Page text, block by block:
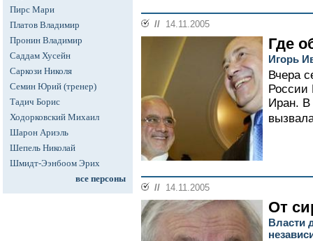
Пирс Мари
Платов Владимир
Пронин Владимир
Саддам Хусейн
Саркози Николя
Семин Юрий (тренер)
Тадич Борис
Ходорковский Михаил
Шарон Ариэль
Шепель Николай
Шмидт-Ээнбоом Эрих
все персоны
// 14.11.2005
Где
Игорь
Вчера
России
Иран. В
// 14.11.2005
От
Власти